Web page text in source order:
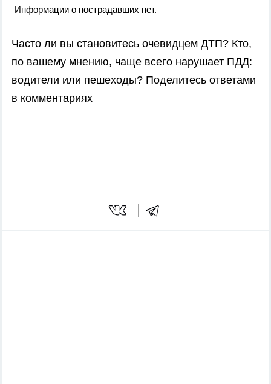
Информации о пострадавших нет.
Часто ли вы становитесь очевидцем ДТП? Кто,
по вашему мнению, чаще всего нарушает ПДД:
водители или пешеходы? Поделитесь ответами
в комментариях